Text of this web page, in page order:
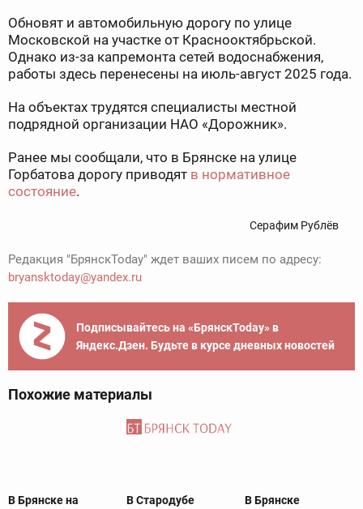
Обновят и автомобильную дорогу по улице
Московской на участке от Краснооктябрьской.
Однако из-за капремонта сетей водоснабжения,
работы здесь перенесены на июль-август 2025 года.
На объектах трудятся специалисты местной
подрядной организации НАО «Дорожник».
Ранее мы сообщали, что в Брянске на улице
Горбатова дорогу приводят в нормативное
состояние.
Серафим Рублёв
Редакция "БрянскToday" ждет ваших писем по адресу:
bryansktoday@yandex.ru
Подписывайтесь на «БрянскToday» в
Яндекс.Дзен. Будьте в курсе дневных новостей
Похожие материалы
В Брянске на
В Стародубе
В Брянске